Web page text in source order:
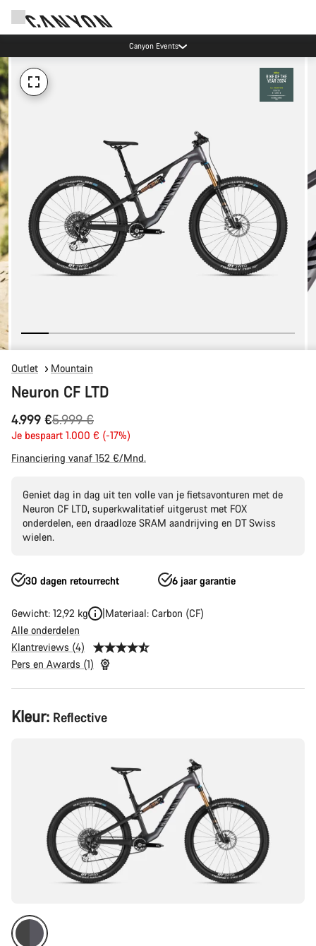
Canyon Events
Outlet Mountain
Neuron CF LTD
4.999 €
Originele
Prijs
5.999 €
Je bespaart 1.000 € (-17%)
Financiering vanaf 152 €/Mnd.
Geniet dag in dag uit ten volle van je fietsavonturen met de
Neuron CF LTD, superkwalitatief uitgerust met FOX
onderdelen, een draadloze SRAM aandrijving en DT Swiss
wielen.
30 dagen retourrecht 6 jaar garantie
Gewicht: 12,92 kg
Materiaal: Carbon (CF)
Alle onderdelen
Klantreviews (4)
Pers en Awards (1)
Productconfiguratie
Kleur: Reflective